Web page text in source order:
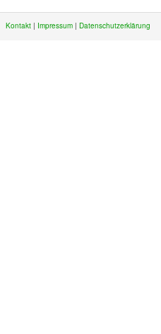
Kontakt | Impressum | Datenschutzerklärung